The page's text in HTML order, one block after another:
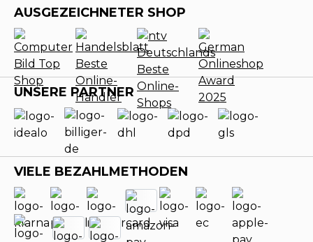
AUSGEZEICHNETER SHOP
UNSERE PARTNER
VIELE BEZAHLMETHODEN